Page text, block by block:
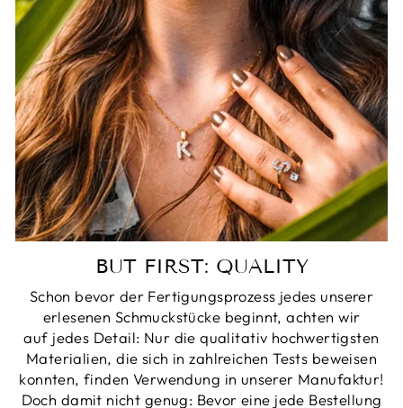
BUT FIRST: QUALITY
Schon bevor der Fertigungsprozess jedes unserer
erlesenen Schmuckstücke beginnt, achten wir
auf jedes Detail: Nur die qualitativ hochwertigsten
Materialien, die sich in zahlreichen Tests beweisen
konnten, finden Verwendung in unserer Manufaktur!
Doch damit nicht genug: Bevor eine jede Bestellung